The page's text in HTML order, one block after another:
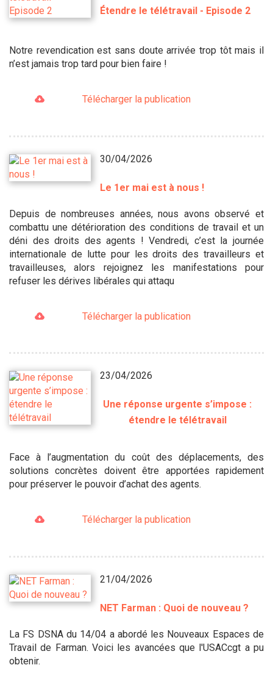
Étendre le télétravail - Episode 2
Notre revendication est sans doute arrivée trop tôt mais il
n’est jamais trop tard pour bien faire !
Télécharger la publication
30/04/2026
Le 1er mai est à nous !
Depuis de nombreuses années, nous avons observé et
combattu une détérioration des conditions de travail et un
déni des droits des agents ! Vendredi, c’est la journée
internationale de lutte pour les droits des travailleurs et
travailleuses, alors rejoignez les manifestations pour
refuser les dérives libérales qui attaqu
Télécharger la publication
23/04/2026
Une réponse urgente s’impose :
étendre le télétravail
Face à l’augmentation du coût des déplacements, des
solutions concrètes doivent être apportées rapidement
pour préserver le pouvoir d’achat des agents.
Télécharger la publication
21/04/2026
NET Farman : Quoi de nouveau ?
La FS DSNA du 14/04 a abordé les Nouveaux Espaces de
Travail de Farman. Voici les avancées que l'USACcgt a pu
obtenir.